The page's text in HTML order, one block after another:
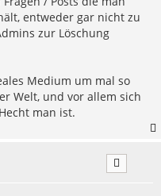
entweder gar nicht zu
zur Löschung
Medium um mal so
Welt, und vor allem sich
man ist.